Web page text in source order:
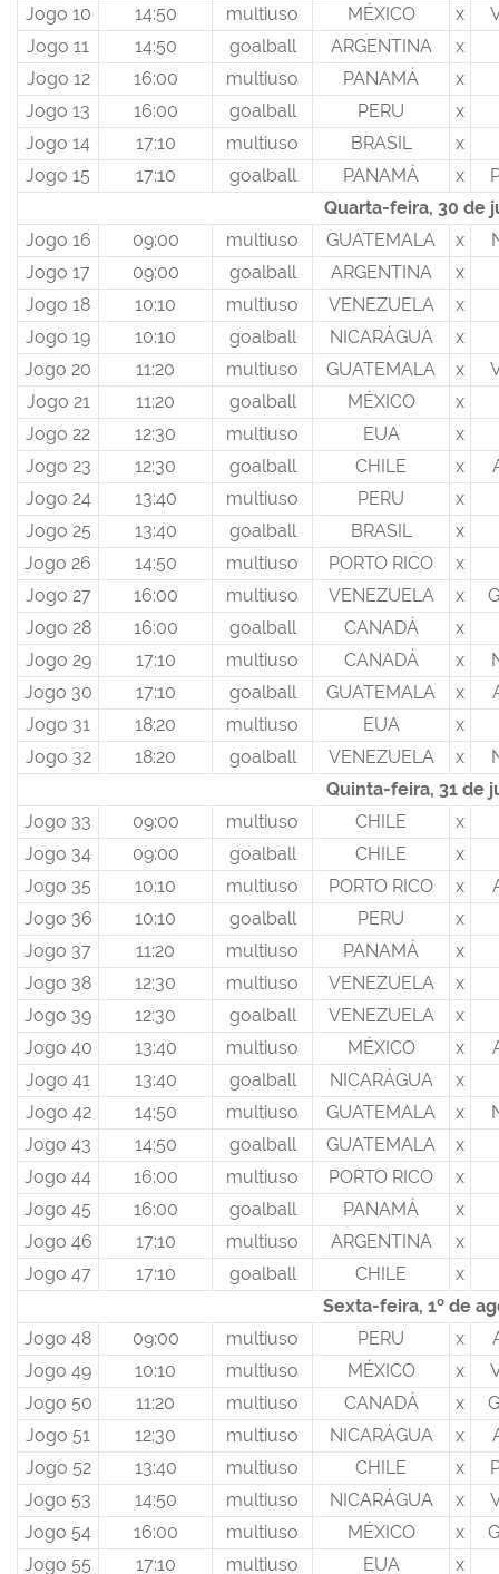
Jogo 10
14:50 multiuso MÉXICO x
Jogo 11
14:50 goalball ARGENTINA
x
Jogo 12
16:00 multiuso PANAMÁ
x
Jogo 13
16:00 goalball PERU
x
Jogo 14
17:10 multiuso BRASIL
x
Jogo 15
17:10 goalball PANAMÁ x
Quarta-feira, 30 de
Jogo 16
09:00 multiuso GUATEMALA x
Jogo 17
09:00 goalball ARGENTINA
x
Jogo 18
10:10 multiuso VENEZUELA
x
Jogo 19
10:10 goalball NICARÁGUA
x
Jogo 20
11:20 multiuso GUATEMALA x
Jogo 21
11:20 goalball MÉXICO
x
Jogo 22
12:30 multiuso EUA
x
Jogo 23
12:30 goalball CHILE x
Jogo 24
13:40 multiuso PERU
x
Jogo 25
13:40 goalball BRASIL
x
Jogo 26
14:50 multiuso PORTO RICO
x
Jogo 27
16:00 multiuso VENEZUELA x
Jogo 28
16:00 goalball CANADÁ
x
Jogo 29
17:10 multiuso CANADÁ x
Jogo 30
17:10 goalball GUATEMALA x
Jogo 31
18:20 multiuso EUA
x
Jogo 32
18:20 goalball VENEZUELA x
Quinta-feira, 31 de
Jogo 33
09:00 multiuso CHILE
x
Jogo 34
09:00 goalball CHILE
x
Jogo 35
10:10 multiuso PORTO RICO x
Jogo 36
10:10 goalball PERU
x
Jogo 37
11:20 multiuso PANAMÁ
x
Jogo 38
12:30 multiuso VENEZUELA
x
Jogo 39
12:30 goalball VENEZUELA
x
Jogo 40
13:40 multiuso MÉXICO x
Jogo 41
13:40 goalball NICARÁGUA
x
Jogo 42
14:50 multiuso GUATEMALA x
Jogo 43
14:50 goalball GUATEMALA
x
Jogo 44
16:00 multiuso PORTO RICO
x
Jogo 45
16:00 goalball PANAMÁ
x
Jogo 46
17:10 multiuso ARGENTINA
x
Jogo 47
17:10 goalball CHILE
x
Sexta-feira, 1º de
Jogo 48
09:00 multiuso PERU x
Jogo 49
10:10 multiuso MÉXICO x
Jogo 50
11:20 multiuso CANADÁ x
Jogo 51
12:30 multiuso NICARÁGUA x
Jogo 52
13:40 multiuso CHILE x
Jogo 53
14:50 multiuso NICARÁGUA x
Jogo 54
16:00 multiuso MÉXICO x
Jogo 55
17:10 multiuso EUA x